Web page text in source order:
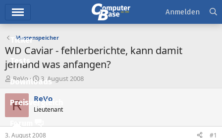
Ticker
Tests
Downloads
Preisvergleich
Forum
Anmelden
Massenspeicher
WD Caviar - fehlerberichte, kann damit
jemand was anfangen?
E
r
s
t
l
ReVo
E
r
s
e
l
3. August 2008
R ReVo
Lieutenant
3. August 2008 #1